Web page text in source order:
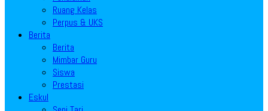
Ruang Kelas
Perpus & UKS
Berita
Berita
Mimbar Guru
Siswa
Prestasi
Eskul